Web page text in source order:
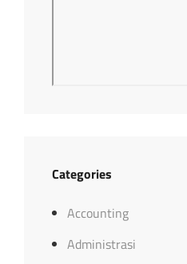
Categories
Accounting
Administrasi